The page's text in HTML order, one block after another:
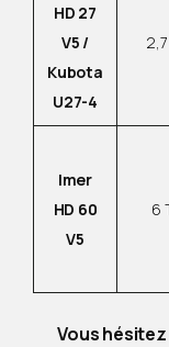
HD 27
V5 /
Kubota
U27-4
Imer
HD 60
V5
6
Vous